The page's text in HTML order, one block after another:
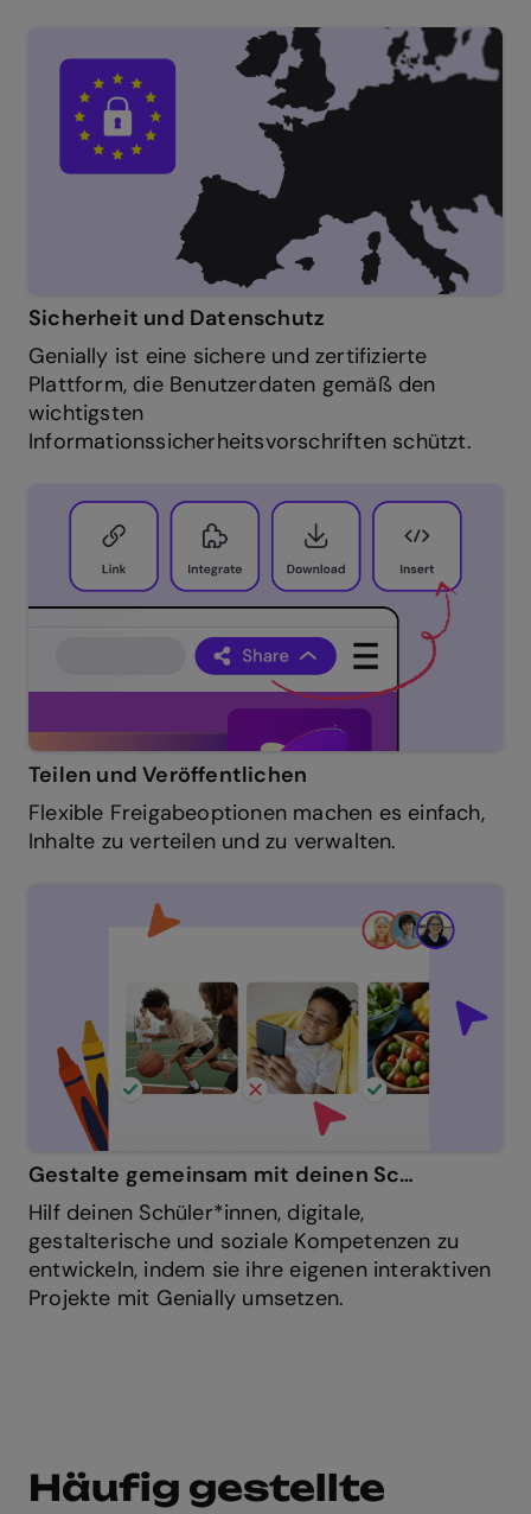
Sicherheit und Datenschutz
Genially ist eine sichere und zertifizierte
Plattform, die Benutzerdaten gemäß den
wichtigsten
Informationssicherheitsvorschriften schützt.
Teilen und Veröffentlichen
Flexible Freigabeoptionen machen es einfach,
Inhalte zu verteilen und zu verwalten.
Gestalte gemeinsam mit deinen Schüler*innen
Hilf deinen Schüler*innen, digitale,
gestalterische und soziale Kompetenzen zu
entwickeln, indem sie ihre eigenen interaktiven
Projekte mit Genially umsetzen.
Häufig gestellte